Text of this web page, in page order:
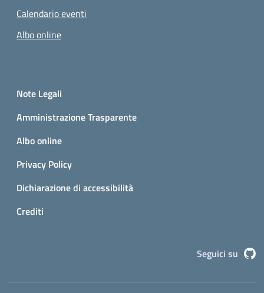
Calendario eventi
Albo online
Small prints
Note Legali
Amministrazione Trasparente
Albo online
Privacy Policy
Dichiarazione di accessibilità
Crediti
Seguici su